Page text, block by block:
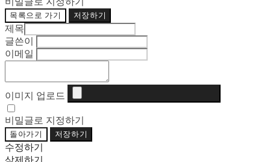
목록으로 가기 저장하기
제목
글쓴이
이메일
이미지 업로드
비밀글로 지정하기
돌아가기 저장하기
수정하기
삭제하기